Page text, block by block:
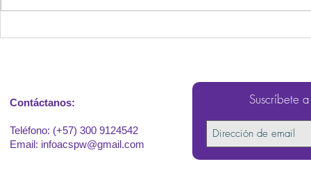
Contáctanos:
Teléfono: (+57) 300 9124542
Email: infoacspw@gmail.com
Suscríbete